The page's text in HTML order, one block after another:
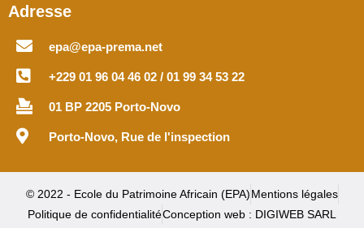
Adresse
epa@epa-prema.net
+229 01 96 04 46 02 / 01 99 34 53 22
01 BP 2205 Porto-Novo
Porto-Novo, Rue de l'inspection
© 2022 - Ecole du Patrimoine Africain (EPA)Mentions légales
Politique de confidentialitéConception web : DIGIWEB SARL